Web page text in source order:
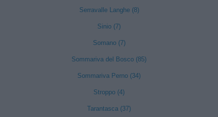
Serravalle Langhe (8)
Sinio (7)
Somano (7)
Sommariva del Bosco (85)
Sommariva Perno (34)
Stroppo (4)
Tarantasca (37)